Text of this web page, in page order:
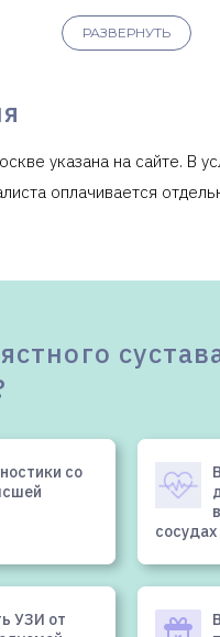
РАЗВЕРНУТЬ
указана на сайте. В
оплачивается
со
сосудах
УЗИ от